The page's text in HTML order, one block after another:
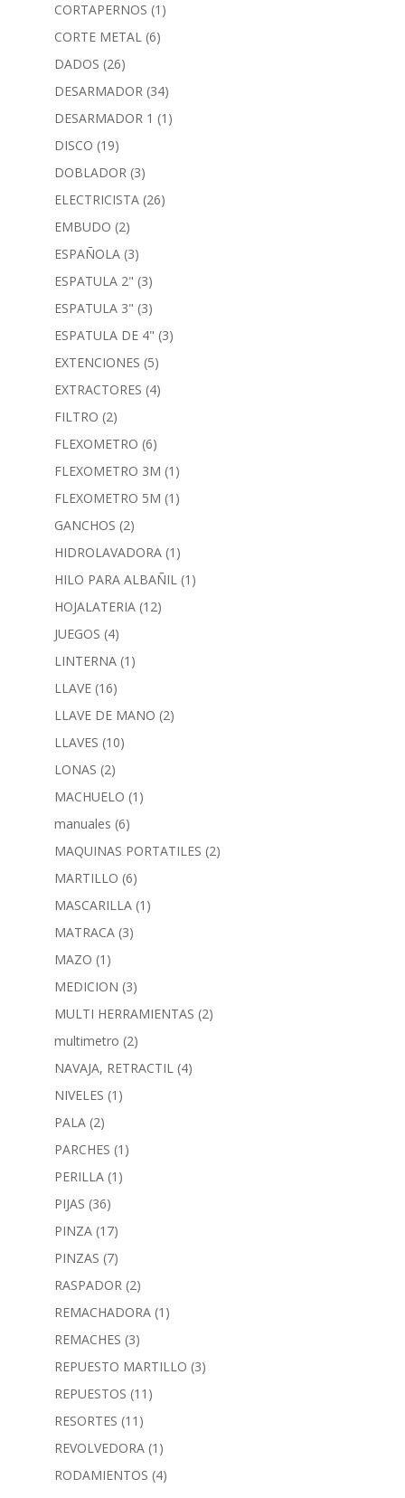
CORTAPERNOS (1)
CORTE METAL (6)
DADOS (26)
DESARMADOR (34)
DESARMADOR 1 (1)
DISCO (19)
DOBLADOR (3)
ELECTRICISTA (26)
EMBUDO (2)
ESPAÑOLA (3)
ESPATULA 2" (3)
ESPATULA 3" (3)
ESPATULA DE 4" (3)
EXTENCIONES (5)
EXTRACTORES (4)
FILTRO (2)
FLEXOMETRO (6)
FLEXOMETRO 3M (1)
FLEXOMETRO 5M (1)
GANCHOS (2)
HIDROLAVADORA (1)
HILO PARA ALBAÑIL (1)
HOJALATERIA (12)
JUEGOS (4)
LINTERNA (1)
LLAVE (16)
LLAVE DE MANO (2)
LLAVES (10)
LONAS (2)
MACHUELO (1)
manuales (6)
MAQUINAS PORTATILES (2)
MARTILLO (6)
MASCARILLA (1)
MATRACA (3)
MAZO (1)
MEDICION (3)
MULTI HERRAMIENTAS (2)
multimetro (2)
NAVAJA, RETRACTIL (4)
NIVELES (1)
PALA (2)
PARCHES (1)
PERILLA (1)
PIJAS (36)
PINZA (17)
PINZAS (7)
RASPADOR (2)
REMACHADORA (1)
REMACHES (3)
REPUESTO MARTILLO (3)
REPUESTOS (11)
RESORTES (11)
REVOLVEDORA (1)
RODAMIENTOS (4)